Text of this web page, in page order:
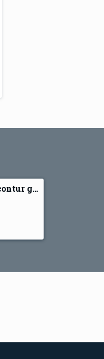
Drapel brodat cu contur galben